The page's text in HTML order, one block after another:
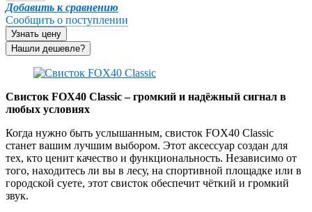
Добавить к сравнению
Сообщить о поступлении
Узнать цену
Свисток FOX40 Classic – громкий и надёжный сигнал в
любых условиях
Когда нужно быть услышанным, свисток FOX40 Classic
станет вашим лучшим выбором. Этот аксессуар создан для
тех, кто ценит качество и функциональность. Независимо от
того, находитесь ли вы в лесу, на спортивной площадке или в
городской суете, этот свисток обеспечит чёткий и громкий
звук.